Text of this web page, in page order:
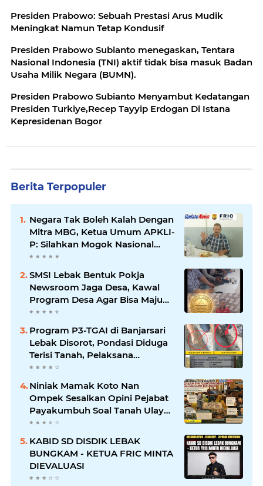
Presiden Prabowo: Sebuah Prestasi Arus Mudik
Meningkat Namun Tetap Kondusif
Presiden Prabowo Subianto menegaskan, Tentara
Nasional Indonesia (TNI) aktif tidak bisa masuk Badan
Usaha Milik Negara (BUMN).
Presiden Prabowo Subianto Menyambut Kedatangan
Presiden Turkiye,Recep Tayyip Erdogan Di Istana
Kepresidenan Bogor
Berita Terpopuler
Negara Tak Boleh Kalah Dengan
Mitra MBG, Ketua Umum APKLI-
P: Silahkan Mogok Nasional
Ganti Kantin Sekolah
SMSI Lebak Bentuk Pokja
Newsroom Jaga Desa, Kawal
Program Desa Agar Bisa Maju
dan Mandiri
Program P3-TGAI di Banjarsari
Lebak Disorot, Pondasi Diduga
Terisi Tanah, Pelaksana
Terancam Sanksi Berat Hingga
Niniak Mamak Koto Nan
Ompek Sesalkan Opini Pejabat
Payakumbuh Soal Tanah Ulayat
Demi Jabatan
KABID SD DISDIK LEBAK
BUNGKAM - KETUA FRIC MINTA
DIEVALUASI